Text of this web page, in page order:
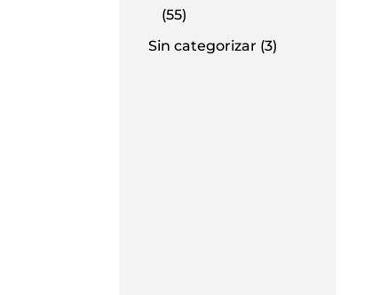
(55)
Sin categorizar (3)